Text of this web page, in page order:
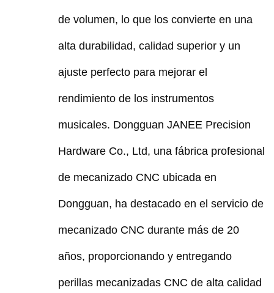
de volumen, lo que los convierte en una
alta durabilidad, calidad superior y un
ajuste perfecto para mejorar el
rendimiento de los instrumentos
musicales. Dongguan JANEE Precision
Hardware Co., Ltd, una fábrica profesional
de mecanizado CNC ubicada en
Dongguan, ha destacado en el servicio de
mecanizado CNC durante más de 20
años, proporcionando y entregando
perillas mecanizadas CNC de alta calidad